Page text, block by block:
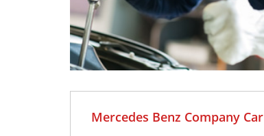
Mercedes Benz Company Car